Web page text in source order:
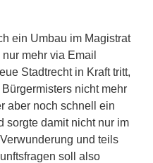
ein Umbau im Magistrat
mehr via Email
Stadtrecht in Kraft tritt,
nicht mehr
aber noch schnell ein
sorgte damit nicht nur im
und teils
soll also